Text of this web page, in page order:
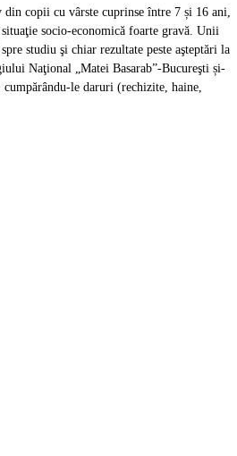
copii cu vârste cuprinse între 7 și 16 ani,
socio-economică foarte gravă. Unii
studiu şi chiar rezultate peste aşteptări la
Naţional „Matei Basarab”-Bucureşti și-
cumpărându-le daruri (rechizite, haine,